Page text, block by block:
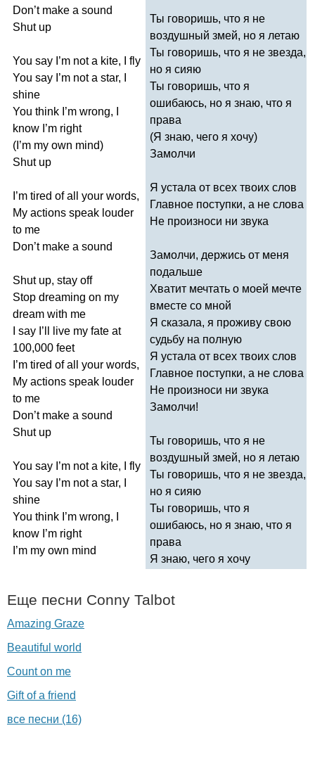
Don’t make a sound
Shut up
You say ’m not a kite,
fly
You say ’m not a star,
shine
You think ’m wrong,
know ’m right
( ’m my own mind)
Shut up
’m tired of all your words,
My actions speak louder
to me
Don’t make a sound
Shut up, stay off
Stop dreaming on my
dream with me
say ’ live my fate at
100,000 feet
’m tired of all your words,
My actions speak louder
to me
Don’t make a sound
Shut up
You say ’m not a kite,
fly
You say ’m not a star,
shine
You think ’m wrong,
know ’m right
’m my own mind
Ты говоришь, что я не
воздушный змей, но я летаю
Ты говоришь, что я не звезда,
но я сияю
Ты говоришь, что я
ошибаюсь, но я знаю, что я
права
(Я знаю, чего я хочу)
Замолчи
Я устала от всех твоих слов
Главное поступки, а не слова
Не произноси ни звука
Замолчи, держись от меня
подальше
Хватит мечтать о моей мечте
вместе со мной
Я сказала, я проживу свою
судьбу на полную
Я устала от всех твоих слов
Главное поступки, а не слова
Не произноси ни звука
Замолчи!
Ты говоришь, что я не
воздушный змей, но я летаю
Ты говоришь, что я не звезда,
но я сияю
Ты говоришь, что я
ошибаюсь, но я знаю, что я
права
Я знаю, чего я хочу
Еще песни Conny Talbot
Amazing Graze
Beautiful world
Count on me
Gift of a friend
все песни (16)